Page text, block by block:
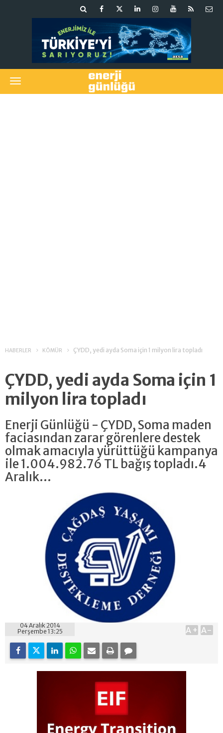
HABERLER KÖMÜR ÇYDD, yedi ayda Soma için 1 milyon lira topladı
ÇYDD, yedi ayda Soma için 1
milyon lira topladı
Enerji Günlüğü - ÇYDD, Soma maden
faciasından zarar görenlere destek
olmak amacıyla yürüttüğü kampanya
ile 1.004.982.76 TL bağış topladı.4
Aralık...
04 Aralık 2014
Perşembe 13:25
A+ A-